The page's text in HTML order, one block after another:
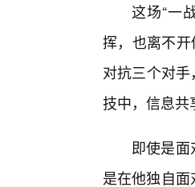
这场“一
挥，也离不
对抗三个对
技中，信息共
即使是
是在他独自